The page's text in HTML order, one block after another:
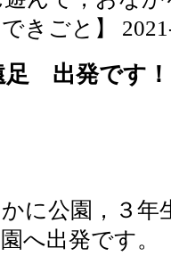
できごと】
足 出発です！
に公園，３
へ出発です。